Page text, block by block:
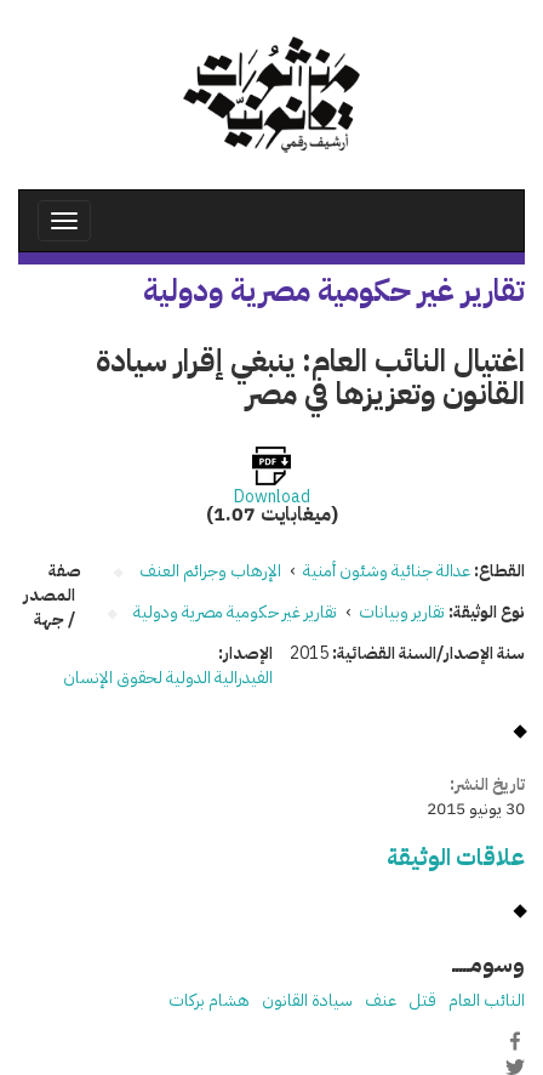
Toggle
تقارير غير حكومية مصرية ودولية
اغتيال النائب العام: ينبغي إقرار سيادة
القانون وتعزيزها في مصر
Download
(1.07 ميغابايت)
القطاع:عدالة جنائية وشئون أمنية › الإرهاب وجرائم العنف
نوع الوثيقة: تقارير وبيانات › تقارير غير حكومية مصرية ودولية
سنة الإصدار/السنة القضائية:2015
صفة
المصدر
/ جهة
الإصدار:
الفيدرالية الدولية لحقوق الإنسان
تاريخ النشر:
30 يونيو 2015
علاقات الوثيقة
وسومـــــ
النائب العام قتل عنف سيادة القانون هشام بركات